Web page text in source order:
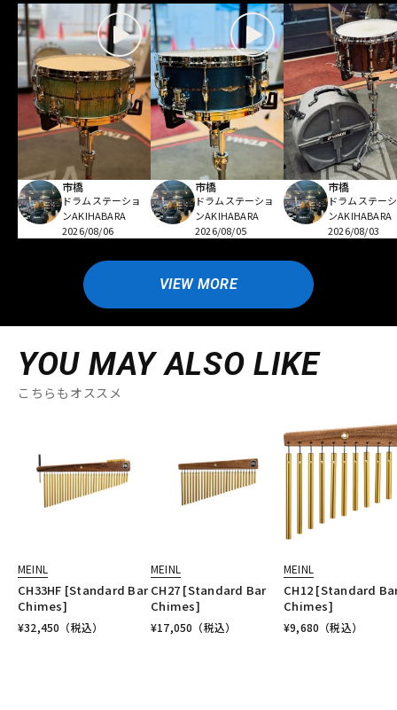
市橋
ドラムステーショ
ンAKIHABARA
2026/08/06
市橋
ドラムステーショ
ンAKIHABARA
2026/08/05
市橋
ドラムステー
ンAKIHABARA
2026/08/03
VIEW MORE
YOU MAY ALSO LIKE
こちらもオススメ
MEINL
CH33HF [Standard Bar
Chimes]
¥32,450 （税込）
MEINL
CH27 [Standard Bar
Chimes]
¥17,050 （税込）
MEINL
CH12 [Standard
Chimes]
¥9,680 （税込）